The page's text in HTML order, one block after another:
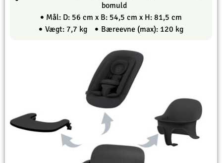
bomuld
Mål: D: 56 cm x B: 54,5 cm x H: 81,5 cm
Vægt: 7,7 kg
Bæreevne (max): 120 kg